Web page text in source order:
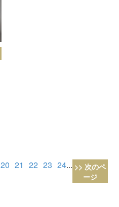
20 21 22 23 24... >> 次のペ
ージ